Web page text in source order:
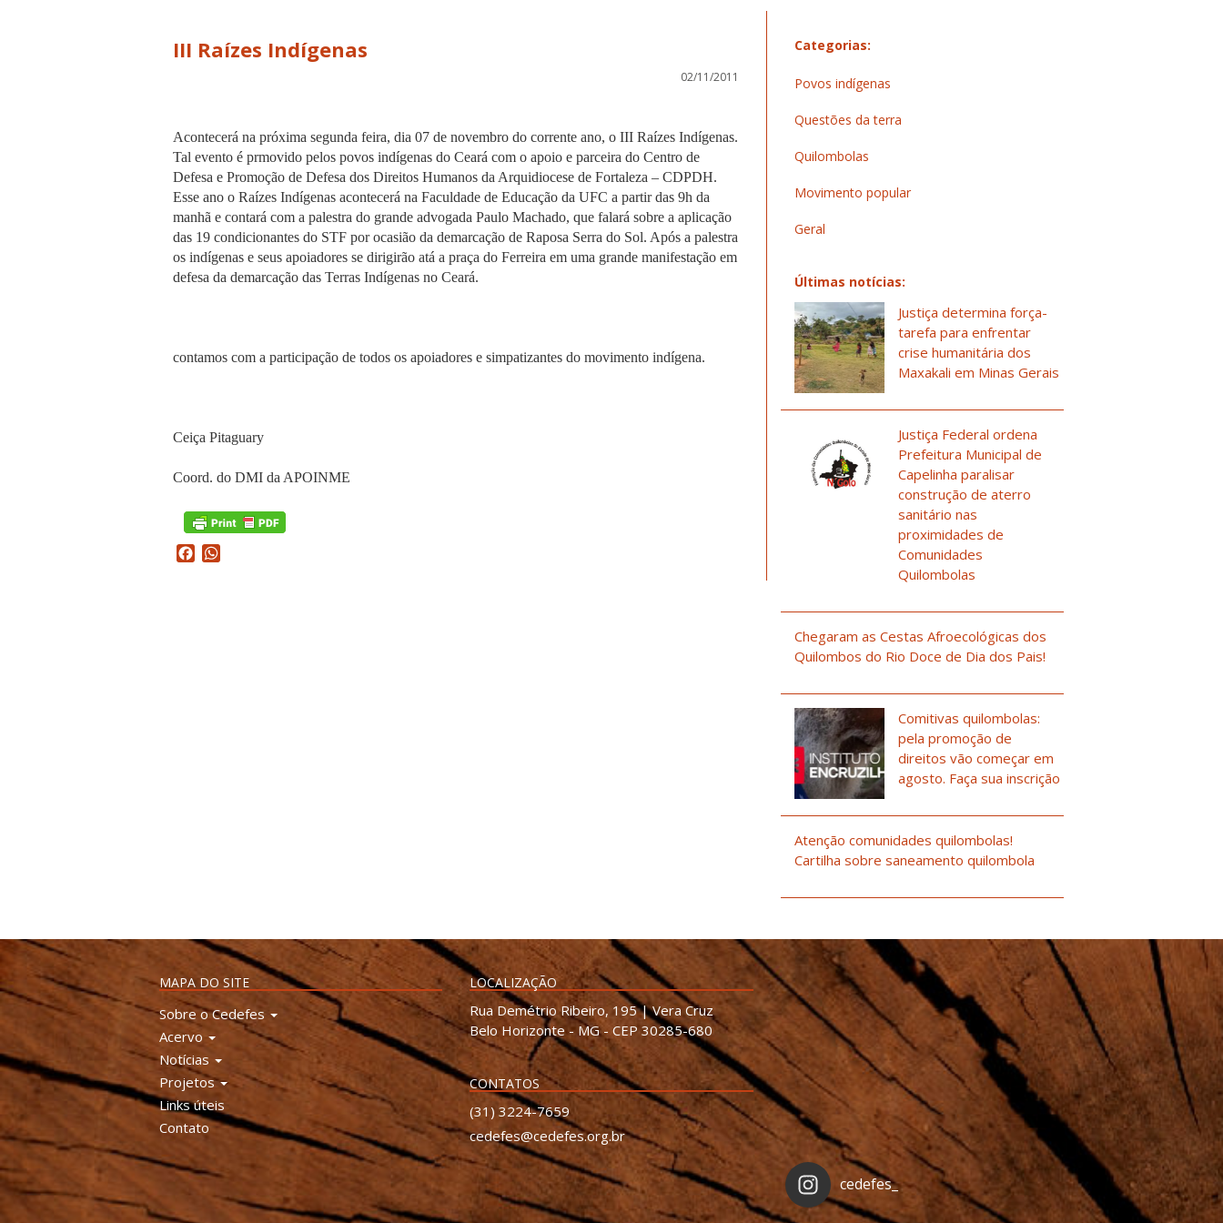
III Raízes Indígenas
02/11/2011
Acontecerá na próxima segunda feira, dia 07 de novembro do corrente ano, o III Raízes Indígenas.
Tal evento é prmovido pelos povos indígenas do Ceará com o apoio e parceira do Centro de
Defesa e Promoção de Defesa dos Direitos Humanos da Arquidiocese de Fortaleza – CDPDH.
Esse ano o Raízes Indígenas acontecerá na Faculdade de Educação da UFC a partir das 9h da
manhã e contará com a palestra do grande advogada Paulo Machado, que falará sobre a aplicação
das 19 condicionantes do STF por ocasião da demarcação de Raposa Serra do Sol. Após a palestra
os indígenas e seus apoiadores se dirigirão atá a praça do Ferreira em uma grande manifestação em
defesa da demarcação das Terras Indígenas no Ceará.
contamos com a participação de todos os apoiadores e simpatizantes do movimento indígena.
Ceiça Pitaguary
Coord. do DMI da APOINME
Facebook
Categorias:
Povos indígenas
Questões da terra
Quilombolas
Movimento popular
Geral
Últimas notícias:
Justiça determina força-
tarefa para enfrentar
crise humanitária dos
Maxakali em Minas Gerais
Justiça Federal ordena
Prefeitura Municipal de
Capelinha paralisar
construção de aterro
sanitário nas
proximidades de
Comunidades
Quilombolas
Chegaram as Cestas Afroecológicas dos
Quilombos do Rio Doce de Dia dos Pais!
Comitivas quilombolas:
pela promoção de
direitos vão começar em
agosto. Faça sua inscrição
Atenção comunidades quilombolas!
Cartilha sobre saneamento quilombola
MAPA DO SITE
Sobre o Cedefes
Acervo
Notícias
Projetos
Links úteis
Contato
LOCALIZAÇÃO
Rua Demétrio Ribeiro, 195 | Vera Cruz
Belo Horizonte - MG - CEP 30285-680
CONTATOS
(31) 3224-7659
cedefes@cedefes.org.br
cedefes_